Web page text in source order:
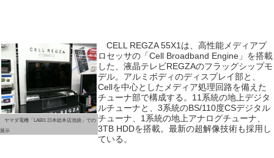
ヤマダ電機「LABI1 日本総本店池袋」での
展示
CELL REGZA 55X1は、高性能メディアプ
ロセッサの「Cell Broadband Engine」を搭載
した、液晶テレビREGZAのフラッグシップモ
デル。アルミボディのディスプレイ部と、
Cellを中心としたメディア処理回路を備えた
チューナ部で構成する。11系統の地上デジタ
ルチューナと、3系統のBS/110度CSデジタル
チューナ、1系統の地上アナログチューナ、
3TB HDDを搭載。最新の超解像技術も採用し
ている。